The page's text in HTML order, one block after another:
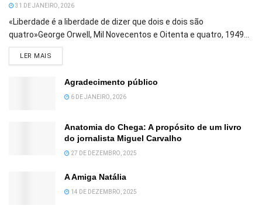
31 DE JANEIRO, 2026
«Liberdade é a liberdade de dizer que dois e dois são
quatro»George Orwell, Mil Novecentos e Oitenta e quatro, 1949...
LER MAIS
Agradecimento público
6 DE JANEIRO, 2026
Anatomia do Chega: A propósito de um livro
do jornalista Miguel Carvalho
27 DE DEZEMBRO, 2025
A Amiga Natália
14 DE DEZEMBRO, 2025